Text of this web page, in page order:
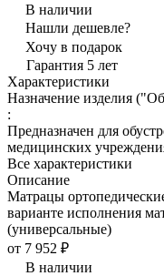
В наличии
Нашли дешевле?
Хочу в подарок
Гарантия 5 лет
Характеристики
Назначение изделия
:
Предназначен для
медицинских
Все характеристики
Описание
Матрацы
варианте исполнения
(универсальные)
от 7 952 ₽
В наличии